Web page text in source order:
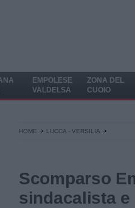
EMPOLESE
VALDELSA
ZONA DEL
CUOIO
HOME LUCCA - VERSILIA
Scomparso
sindacalista